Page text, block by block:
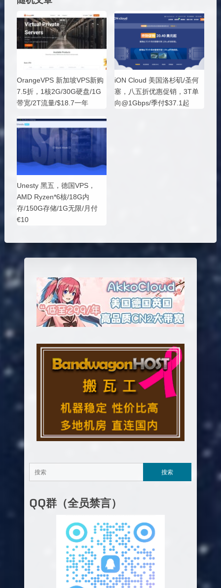
OrangeVPS 新加坡VPS新购
7.5折，1核2G/30G硬盘/1G
带宽/2T流量/$18.7一年
iON Cloud 美国洛杉矶/圣何
塞，八五折优惠促销，3T单
向@1Gbps/季付$37.1起
Unesty 黑五，德国VPS，
AMD Ryzen*6核/18G内
存/150G存储/1G无限/月付
€10
QQ群（全员禁言）